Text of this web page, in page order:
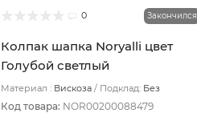
0 Закончился
Колпак шапка Noryalli цвет
Голубой светлый
Материал : Вискоза Подклад: Без
Код товара: NOR00200088479